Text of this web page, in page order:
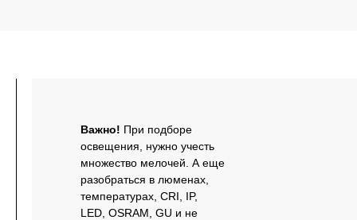
Важно! При подборе
освещения, нужно учесть
множество мелочей. А еще
разобраться в люменах,
температурах, CRI, IP,
LED, OSRAM, GU и не